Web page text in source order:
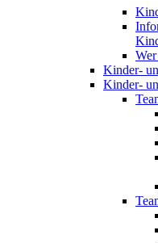
Kinder-
Kinder-